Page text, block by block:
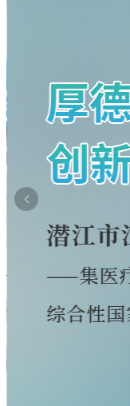
关于修订"胰
关于新增（修
正规合法的
正规合法的
取公示
关于退还门诊
正规合法的
正规的网赌网
（专科）耐磨
正规的网赌网
（专科）耐磨
暑假换"新颜"|
惠民政策|住
守住钱袋子